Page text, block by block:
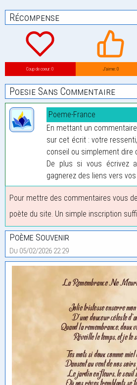
Récompense
Coup de coeur: 0 J’aime: 0
Poesie Sans Commentaire
Poeme-France
En mettant un
sur cet écrit : votre
conseil ou simplement dire
De plus si vous écrivez
gagnerez des liens vers vos
Pour mettre des commentaires vous
poète du site. Un simple inscription
Poème Souvenir
Du 05/02/2026 22:29